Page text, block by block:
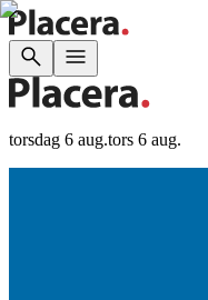
torsdag 6 aug.tors 6 aug.